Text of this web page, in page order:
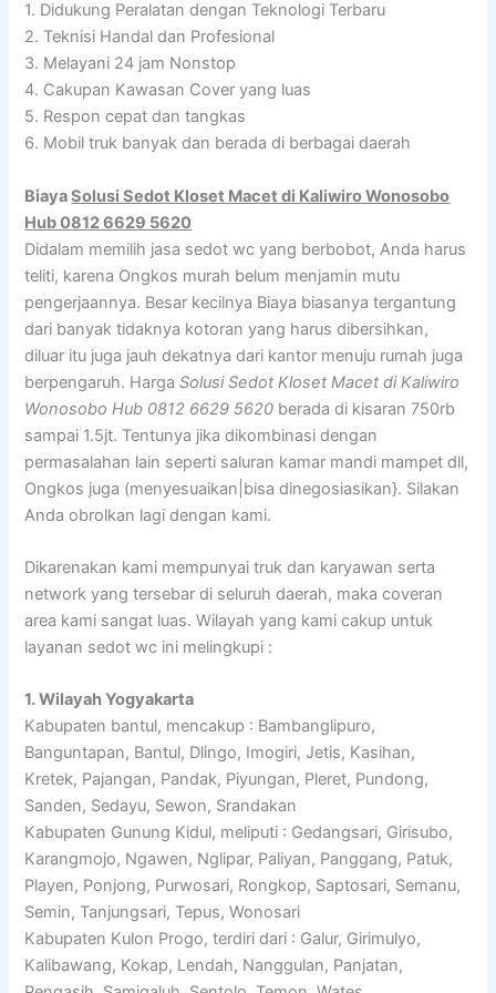
1. Didukung Peralatan dengan Teknologi Terbaru
2. Teknisi Handal dan Profesional
3. Melayani 24 jam Nonstop
4. Cakupan Kawasan Cover yang luas
5. Respon cepat dan tangkas
6. Mobil truk banyak dan berada di berbagai daerah
BiayaSolusi Sedot Kloset Macet di Kaliwiro Wonosobo
Hub 0812 6629 5620
Didalam memilih jasa sedot wc yang berbobot, Anda harus
teliti, karena Ongkos murah belum menjamin mutu
pengerjaannya. Besar kecilnya Biaya biasanya tergantung
dari banyak tidaknya kotoran yang harus dibersihkan,
diluar itu juga jauh dekatnya dari kantor menuju rumah juga
berpengaruh. HargaSolusi Sedot Kloset Macet di Kaliwiro
Wonosobo Hub 0812 6629 5620 berada di kisaran 750rb
sampai 1.5jt. Tentunya jika dikombinasi dengan
permasalahan lain seperti saluran kamar mandi mampet dll,
Ongkos juga (menyesuaikan|bisa dinegosiasikan}. Silakan
Anda obrolkan lagi dengan kami.
Dikarenakan kami mempunyai truk dan karyawan serta
network yang tersebar di seluruh daerah, maka coveran
area kami sangat luas. Wilayah yang kami cakup untuk
layanan sedot wc ini melingkupi :
1. Wilayah Yogyakarta
Kabupaten bantul, mencakup : Bambanglipuro,
Banguntapan, Bantul, Dlingo, Imogiri, Jetis, Kasihan,
Kretek, Pajangan, Pandak, Piyungan, Pleret, Pundong,
Sanden, Sedayu, Sewon, Srandakan
Kabupaten Gunung Kidul, meliputi : Gedangsari, Girisubo,
Karangmojo, Ngawen, Nglipar, Paliyan, Panggang, Patuk,
Playen, Ponjong, Purwosari, Rongkop, Saptosari, Semanu,
Semin, Tanjungsari, Tepus, Wonosari
Kabupaten Kulon Progo, terdiri dari : Galur, Girimulyo,
Kalibawang, Kokap, Lendah, Nanggulan, Panjatan,